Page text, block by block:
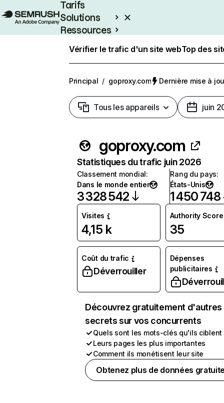
Tarifs
Solutions
Ressources
Vérifier le trafic d'un site webTop des
Principal / goproxy.com Dernière mise à
Tous les appareils juin
goproxy.com
Statistiques du trafic juin 2026
Classement mondial:
Dans le monde entier
3 328 542
Rang du pays:
États-Unis
1 450 748
Visites
4,15 k
Authority Score
35
Coût du trafic
Déverrouiller
Dépenses
publicitaires
Découvrez gratuitement d'autres
secrets sur vos concurrents
Quels sont les mots-clés qu'ils ciblent
Leurs pages les plus importantes
Comment ils monétisent leur site
Obtenez plus de données